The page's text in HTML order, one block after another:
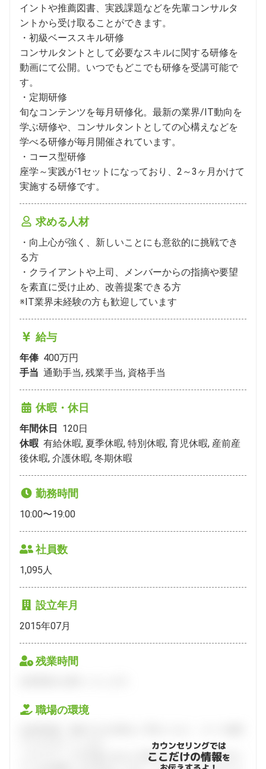
イントや推薦図書、実践課題などを先輩コンサルタ
ントから受け取ることができます。
・初級ベーススキル研修
コンサルタントとして必要なスキルに関する研修を
動画にて公開。いつでもどこでも研修を受講可能で
す。
・定期研修
旬なコンテンツを毎月研修化。最新の業界/IT動向を
学ぶ研修や、コンサルタントとしての心構えなどを
学べる研修が毎月開催されています。
・コース型研修
座学～実践が1セットになっており、2～3ヶ月かけて
実施する研修です。
求める人材
・向上心が強く、新しいことにも意欲的に挑戦でき
る方
・クライアントや上司、メンバーからの指摘や要望
を素直に受け止め、改善提案できる方
※IT業界未経験の方も歓迎しています
給与
年俸 400万円
手当 通勤手当, 残業手当, 資格手当
休暇・休日
年間休日 120日
休暇 有給休暇, 夏季休暇, 特別休暇, 育児休暇, 産前産
後休暇, 介護休暇, 冬期休暇
勤務時間
10:00〜19:00
社員数
1,095人
設立年月
2015年07月
残業時間
職場の環境
ハタラクティブが企業とあなたの間に立って、あなたに向い
カウンセリングでは
ここだけの情報を